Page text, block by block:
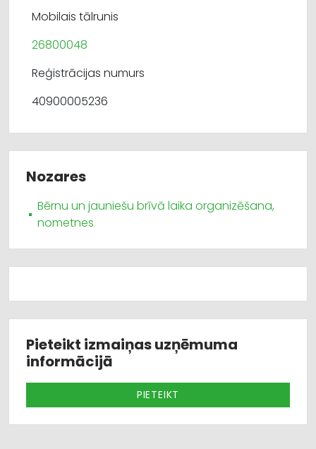
Mobilais tālrunis
26800048
Reģistrācijas numurs
40900005236
Nozares
Bērnu un jauniešu brīvā laika organizēšana,
nometnes
Pieteikt izmaiņas uzņēmuma
informācijā
PIETEIKT